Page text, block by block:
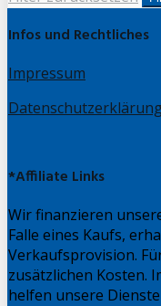
Infos und Rechtliches
Impressum
*Affiliate Links
Wir finanzieren
Falle eines Kaufs,
Verkaufsprovision.
zusätzlichen Kosten.
helfen unsere